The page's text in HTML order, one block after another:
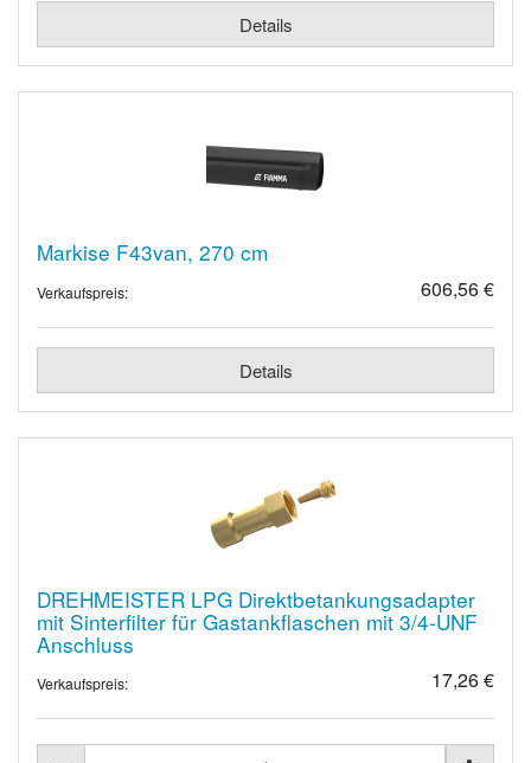
Details
Markise F43van, 270 cm
Verkaufspreis: 606,56 €
Details
DREHMEISTER LPG Direktbetankungsadapter
mit Sinterfilter für Gastankflaschen mit 3/4-UNF
Anschluss
Verkaufspreis: 17,26 €